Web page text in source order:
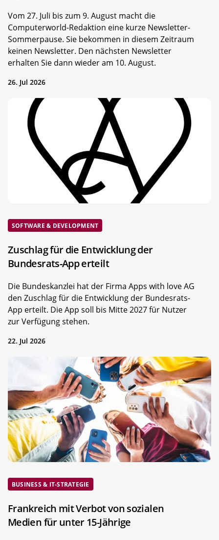
Vom 27. Juli bis zum 9. August macht die
Computerworld-Redaktion eine kurze Newsletter-
Sommerpause. Sie bekommen in diesem Zeitraum
keinen Newsletter. Den nächsten Newsletter
erhalten Sie dann wieder am 10. August.
26. Jul 2026
SOFTWARE & DEVELOPMENT
Zuschlag für die Entwicklung der
Bundesrats-App erteilt
Die Bundeskanzlei hat der Firma Apps with love AG
den Zuschlag für die Entwicklung der Bundesrats-
App erteilt. Die App soll bis Mitte 2027 für Nutzer
zur Verfügung stehen.
22. Jul 2026
BUSINESS & IT-STRATEGIE
Frankreich mit Verbot von sozialen
Medien für unter 15-Jährige